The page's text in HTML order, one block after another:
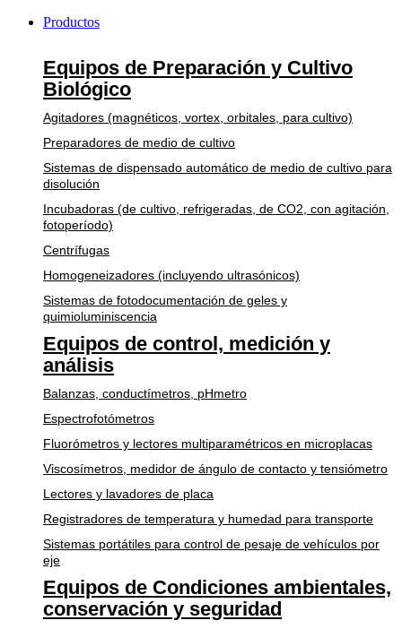
Productos
Equipos de Preparación y Cultivo
Biológico
Agitadores (magnéticos, vortex, orbitales, para cultivo)
Preparadores de medio de cultivo
Sistemas de dispensado automático de medio de cultivo para
disolución
Incubadoras (de cultivo, refrigeradas, de CO2, con agitación,
fotoperíodo)
Centrífugas
Homogeneizadores (incluyendo ultrasónicos)
Sistemas de fotodocumentación de geles y
quimioluminiscencia
Equipos de control, medición y
análisis
Balanzas, conductímetros, pHmetro
Espectrofotómetros
Fluorómetros y lectores multiparamétricos en microplacas
Viscosímetros, medidor de ángulo de contacto y tensiómetro
Lectores y lavadores de placa
Registradores de temperatura y humedad para transporte
Sistemas portátiles para control de pesaje de vehículos por
eje
Equipos de Condiciones ambientales,
conservación y seguridad